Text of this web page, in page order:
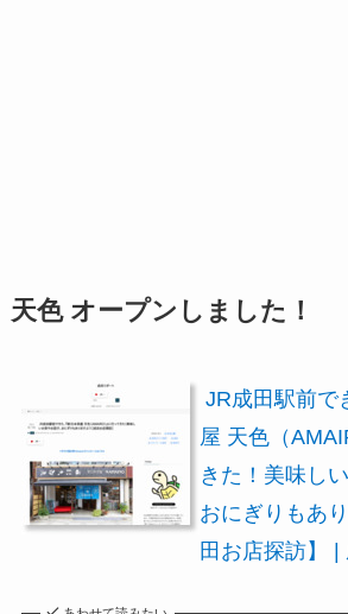
天色 オープンしました！
JR成田駅前
屋 天色（
きた！美味し
おにぎりもあ
田お店探訪】 |